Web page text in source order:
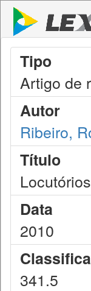
Tipo
Artigo de
Autor
Ribeiro,
Título
Data
2010
341.5